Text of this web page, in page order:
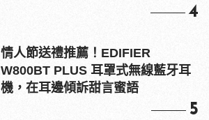
4
情人節送禮推薦！EDIFIER
W800BT PLUS 耳罩式無線藍牙耳
機，在耳邊傾訴甜言蜜語
5